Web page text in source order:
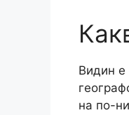
Видин е
на по-